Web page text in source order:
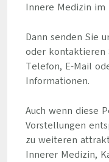
Innere Medizin im
Dann senden Sie
oder kontaktieren
Telefon, E-Mail
Informationen.
Auch wenn diese
Vorstellungen
zu weiteren
Innerer Medizin,